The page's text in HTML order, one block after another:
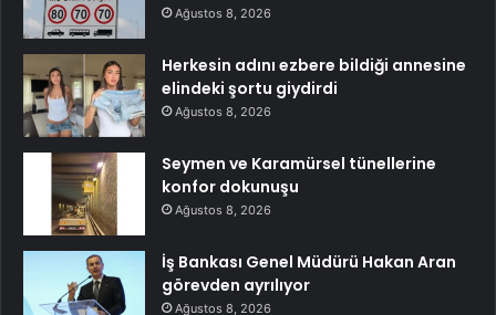
Ağustos 8, 2026
Herkesin adını ezbere bildiği annesine
elindeki şortu giydirdi
Ağustos 8, 2026
Seymen ve Karamürsel tünellerine
konfor dokunuşu
Ağustos 8, 2026
İş Bankası Genel Müdürü Hakan Aran
görevden ayrılıyor
Ağustos 8, 2026